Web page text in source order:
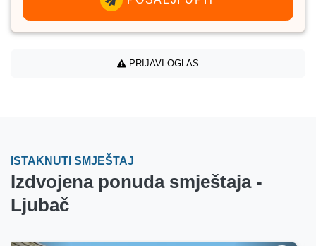
PRIJAVI OGLAS
ISTAKNUTI SMJEŠTAJ
Izdvojena ponuda smještaja -
Ljubač